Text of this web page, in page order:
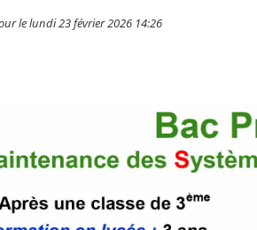
le lundi 23 février 2026 14:26